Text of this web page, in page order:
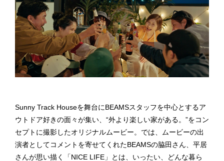
Sunny Track Houseを舞台にBEAMSスタッフを中心とするア
ウトドア好きの面々が集い、“外より楽しい家がある。”をコン
セプトに撮影したオリジナルムービー。では、ムービーの出
演者としてコメントを寄せてくれたBEAMSの脇田さん、平居
さんが思い描く「NICE LIFE」とは、いったい、どんな暮ら